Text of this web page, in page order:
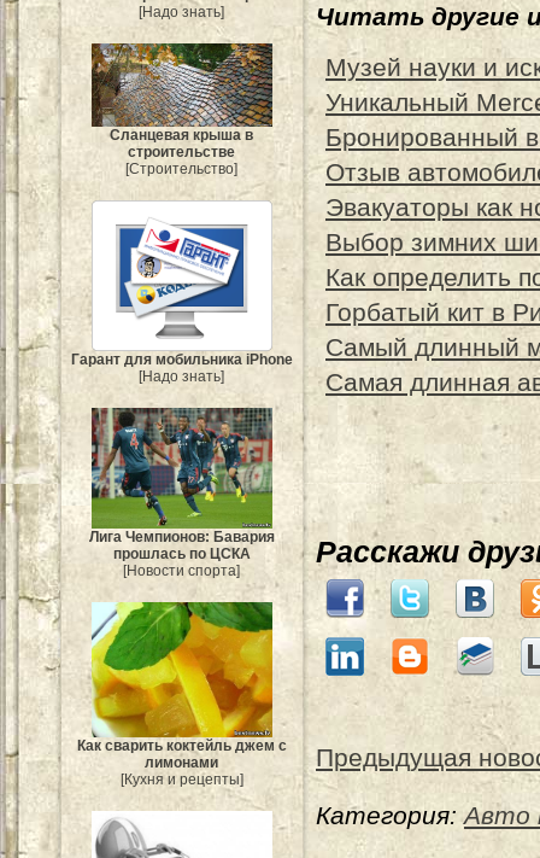
[Надо знать]
Сланцевая крыша в
строительстве
[Строительство]
Гарант для мобильника iPhone
[Надо знать]
Лига Чемпионов: Бавария
прошлась по ЦСКА
[Новости спорта]
Как сварить коктейль джем с
лимонами
[Кухня и рецепты]
Читать другие
Музей науки и
Уникальный
Бронированный
Отзыв
Эвакуаторы как
Выбор зимних
Как определить
Горбатый кит в
Самый длинный
Самая длинная
Расскажи
Предыдущая
Категория:Авто